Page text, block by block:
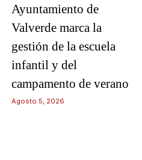
Ayuntamiento de
Valverde marca la
gestión de la escuela
infantil y del
campamento de verano
Agosto 5, 2026